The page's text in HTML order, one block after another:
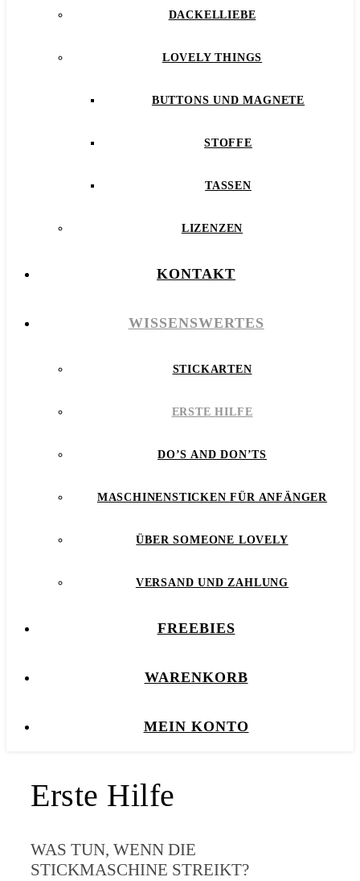
DACKELLIEBE
LOVELY THINGS
BUTTONS UND MAGNETE
STOFFE
TASSEN
LIZENZEN
KONTAKT
WISSENSWERTES
STICKARTEN
ERSTE HILFE
DO’S AND DON’TS
MASCHINENSTICKEN FÜR ANFÄNGER
ÜBER SOMEONE LOVELY
VERSAND UND ZAHLUNG
FREEBIES
WARENKORB
MEIN KONTO
Erste Hilfe
WAS TUN, WENN DIE
STICKMASCHINE STREIKT?